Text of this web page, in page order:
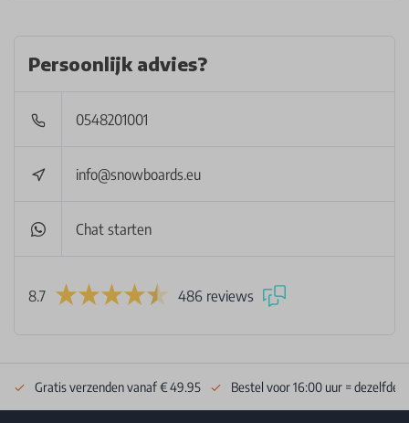
Persoonlijk advies?
0548201001
info@snowboards.eu
Chat starten
8.7 486 reviews
Gratis verzenden vanaf € 49.95 Bestel voor 16:00 uur = dezelfde